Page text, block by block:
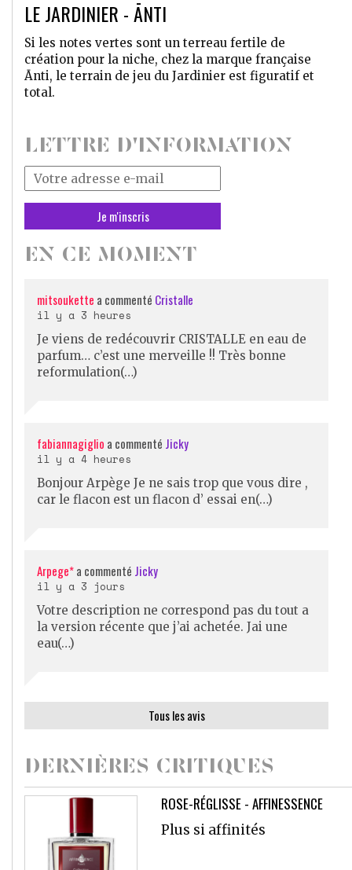
LE JARDINIER - ĀNTI
Si les notes vertes sont un terreau fertile de
création pour la niche, chez la marque française
Ānti, le terrain de jeu du Jardinier est figuratif et
total.
LETTRE D'INFORMATION
Votre
adresse
mail
*
EN CE MOMENT
mitsoukette a commenté Cristalle
il y a 3 heures
Je viens de redécouvrir CRISTALLE en eau de
parfum… c’est une merveille !! Très bonne
reformulation(…)
fabiannagiglio a commenté Jicky
il y a 4 heures
Bonjour Arpège Je ne sais trop que vous dire ,
car le flacon est un flacon d’ essai en(…)
Arpege*a commenté Jicky
il y a 3 jours
Votre description ne correspond pas du tout a
la version récente que j’ai achetée. Jai une
eau(…)
Tous les avis
DERNIÈRES CRITIQUES
ROSE-RÉGLISSE - AFFINESSENCE
Plus si affinités